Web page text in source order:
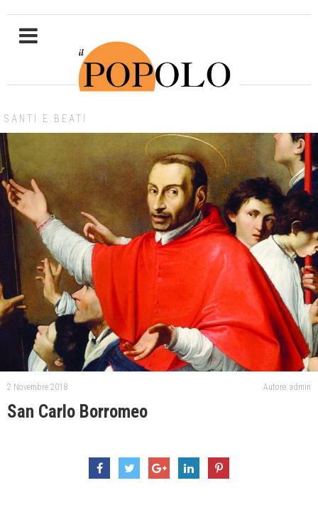
SANTI E BEATI
2 Novembre 2018 Autore: admin
San Carlo Borromeo